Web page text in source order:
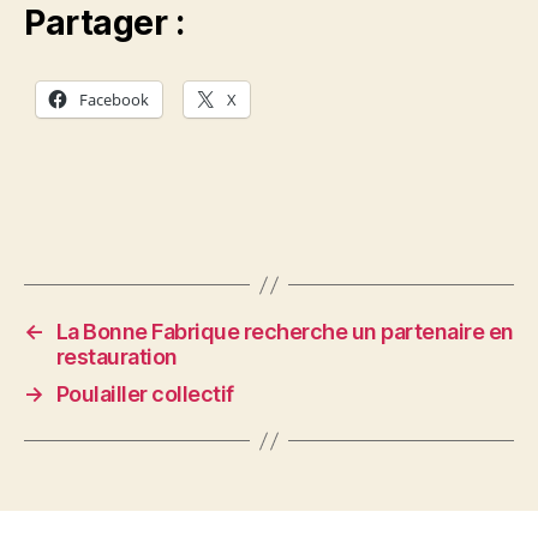
Partager :
Facebook X
←
La Bonne Fabrique recherche un partenaire en
restauration
→
Poulailler collectif